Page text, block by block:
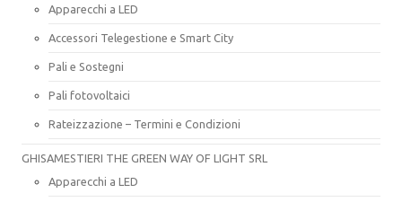
Apparecchi a LED
Accessori Telegestione e Smart City
Pali e Sostegni
Pali fotovoltaici
Rateizzazione – Termini e Condizioni
GHISAMESTIERI THE GREEN WAY OF LIGHT SRL
Apparecchi a LED